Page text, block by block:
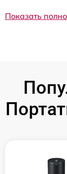
Показать